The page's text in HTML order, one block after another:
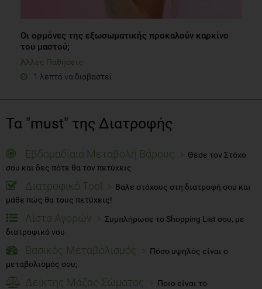
Οι ορμόνες της εξωσωματικής προκαλούν καρκίνο
του μαστού;
Άλλες Παθήσεις
1 λεπτό να διαβαστεί
Τα "must" της Διατροφής
Εβδομαδίαια Μεταβολή Βάρους
Θέσε τον Στόχο
σου και δες πότε θα τον πετύχεις
Διατροφικό Tool
Βάλε στόχους στη διατροφή σου και
μάθε πώς θα τους πετύχεις!
Λίστα Αγορών
Συμπλήρωσε το Shopping List σου, με
διατροφικό νου
Βασικός Μεταβολισμός
Πόσο υψηλός είναι ο
μεταβολισμός σου;
Δείκτης Μάζας Σώματος
Ποιο είναι το